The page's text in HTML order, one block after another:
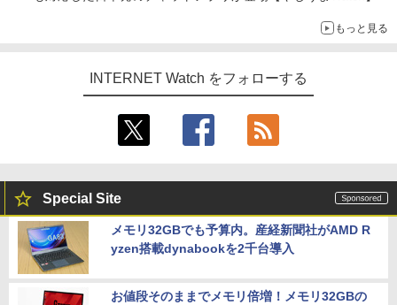
もっと見る
INTERNET Watch をフォローする
Special Site
メモリ32GBでも予算内。産経新聞社がAMD R
yzen搭載dynabookを2千台導入
お値段そのままでメモリ倍増！メモリ32GBの